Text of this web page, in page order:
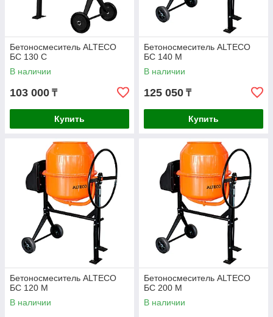
Бетоносмеситель ALTECO
БС 130 С
В наличии
103 000 ₸
Купить
Бетоносмеситель ALTECO
БС 140 М
В наличии
125 050 ₸
Купить
Бетоносмеситель ALTECO
БС 120 М
В наличии
Бетоносмеситель ALTECO
БС 200 М
В наличии